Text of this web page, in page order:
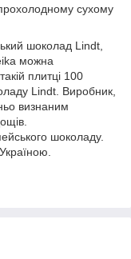
сухому
шоколад Lindt,
можна
плитці 100
Lindt. Виробник,
визнаним
шоколаду.